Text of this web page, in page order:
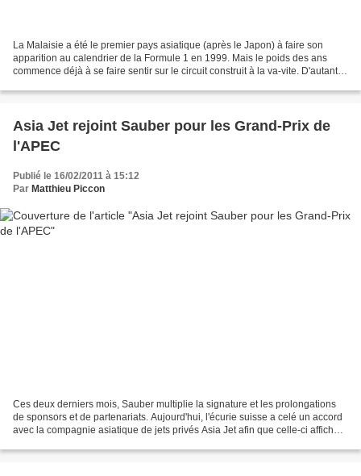
La Malaisie a été le premier pays asiatique (après le Japon) à faire son
apparition au calendrier de la Formule 1 en 1999. Mais le poids des ans
commence déjà à se faire sentir sur le circuit construit à la va-vite. D'autant
Asia Jet rejoint Sauber pour les Grand-Prix de
l'APEC
Publié le 16/02/2011 à 15:12
Par Matthieu Piccon
Ces deux derniers mois, Sauber multiplie la signature et les prolongations
de sponsors et de partenariats. Aujourd'hui, l'écurie suisse a celé un accord
avec la compagnie asiatique de jets privés Asia Jet afin que celle-ci affiche